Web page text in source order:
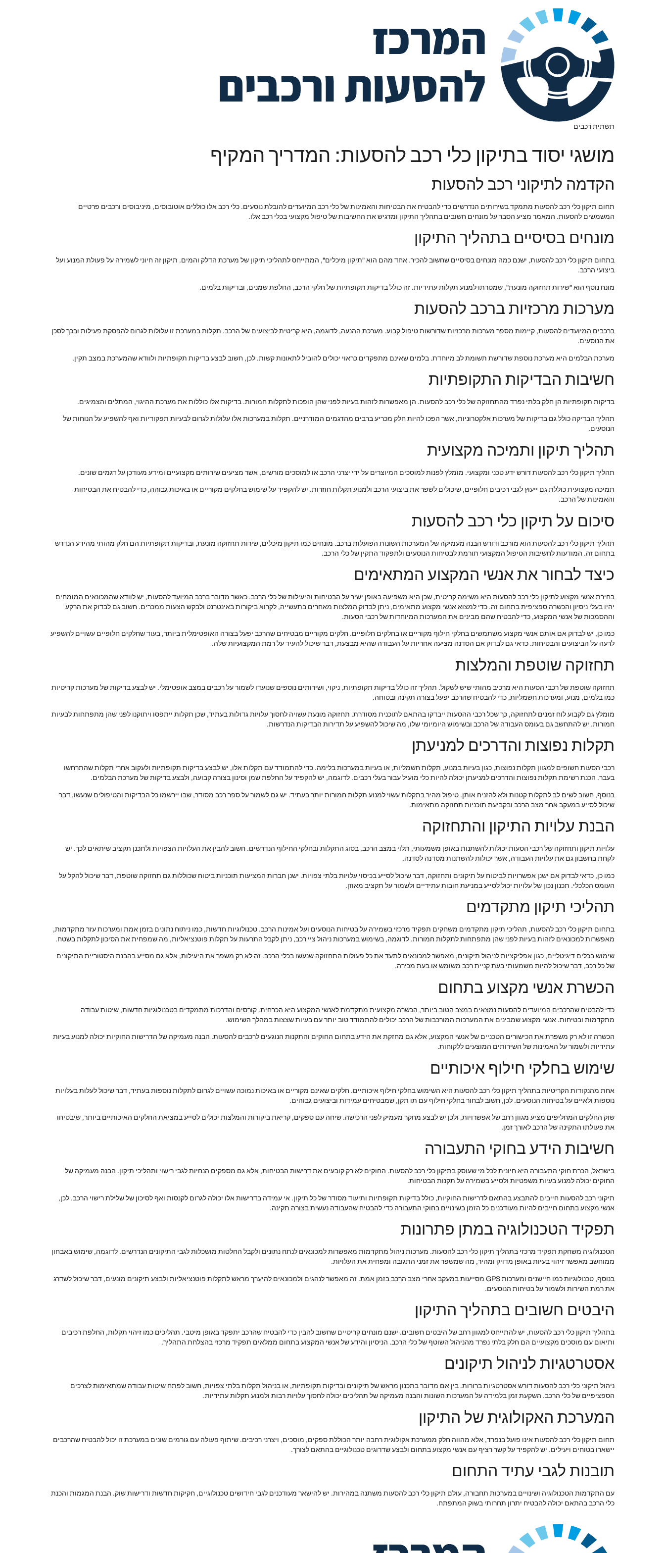
תשתית רכבים
מושגי יסוד בתיקון כלי רכב להסעות: המדריך המקיף
הקדמה לתיקוני רכב להסעות
תחום תיקון כלי רכב להסעות מתמקד בשירותים הנדרשים כדי להבטיח את הבטיחות והאמינות של כלי רכב המיועדים להובלת נוסעים. כלי רכב אלו כוללים אוטובוסים, מיניבוסים ורכבים פרטיים
המשמשים להסעות. המאמר מציע הסבר על מונחים חשובים בתהליך התיקון ומדגיש את החשיבות של טיפול מקצועי בכלי רכב אלו.
מונחים בסיסיים בתהליך התיקון
בתחום תיקון כלי רכב להסעות, ישנם כמה מונחים בסיסיים שחשוב להכיר. אחד מהם הוא "תיקון מיכלים", המתייחס לתהליכי תיקון של מערכת הדלק והמים. תיקון זה חיוני לשמירה על פעולת המנוע ועל
ביצועי הרכב.
מונח נוסף הוא "שירות תחזוקה מונעת", שמטרתו למנוע תקלות עתידיות. זה כולל בדיקות תקופתיות של חלקי הרכב, החלפת שמנים, ובדיקות בלמים.
מערכות מרכזיות ברכב להסעות
ברכבים המיועדים להסעות, קיימות מספר מערכות מרכזיות שדורשות טיפול קבוע. מערכת ההנעה, לדוגמה, היא קריטית לביצועים של הרכב. תקלות במערכת זו עלולות לגרום להפסקת פעילות ובכך לסכן
את הנוסעים.
מערכת הבלמים היא מערכת נוספת שדורשת תשומת לב מיוחדת. בלמים שאינם מתפקדים כראוי יכולים להוביל לתאונות קשות. לכן, חשוב לבצע בדיקות תקופתיות ולוודא שהמערכת במצב תקין.
חשיבות הבדיקות התקופתיות
בדיקות תקופתיות הן חלק בלתי נפרד מהתחזוקה של כלי רכב להסעות. הן מאפשרות לזהות בעיות לפני שהן הופכות לתקלות חמורות. בדיקות אלו כוללות את מערכת ההיגוי, המתלים והצמיגים.
תהליך הבדיקה כולל גם בדיקות של מערכות אלקטרוניות, אשר הפכו להיות חלק מכריע ברבים מהדגמים המודרניים. תקלות במערכות אלו עלולות לגרום לבעיות תפקודיות ואף להשפיע על הנוחות של
הנוסעים.
תהליך תיקון ותמיכה מקצועית
תהליך תיקון כלי רכב להסעות דורש ידע טכני ומקצועי. מומלץ לפנות למוסכים המיוצרים על ידי יצרני הרכב או למוסכים מורשים, אשר מציעים שירותים מקצועיים ומידע מעודכן על דגמים שונים.
תמיכה מקצועית כוללת גם ייעוץ לגבי רכיבים חלופיים, שיכולים לשפר את ביצועי הרכב ולמנוע תקלות חוזרות. יש להקפיד על שימוש בחלקים מקוריים או באיכות גבוהה, כדי להבטיח את הבטיחות
והאמינות של הרכב.
סיכום על תיקון כלי רכב להסעות
תהליך תיקון כלי רכב להסעות הוא מורכב ודורש הבנה מעמיקה של המערכות השונות הפועלות ברכב. מונחים כמו תיקון מיכלים, שירות תחזוקה מונעת, ובדיקות תקופתיות הם חלק מהותי מהידע הנדרש
בתחום זה. המודעות לחשיבות הטיפול המקצועי תורמת לבטיחות הנוסעים ולתפקוד התקין של כלי הרכב.
כיצד לבחור את אנשי המקצוע המתאימים
בחירת אנשי מקצוע לתיקון כלי רכב להסעות היא משימה קריטית, שכן היא משפיעה באופן ישיר על הבטיחות והיעילות של כלי הרכב. כאשר מדובר ברכב המיועד להסעות, יש לוודא שהמכונאים המומחים
יהיו בעלי ניסיון והכשרה ספציפית בתחום זה. כדי למצוא אנשי מקצוע מתאימים, ניתן לבדוק המלצות מאחרים בתעשייה, לקרוא ביקורות באינטרנט ולבקש הצעות ממכרים. חשוב גם לבדוק את הרקע
וההסמכות של אנשי המקצוע, כדי להבטיח שהם מבינים את המערכות המיוחדות של רכבי הסעות.
כמו כן, יש לבדוק אם אותם אנשי מקצוע משתמשים בחלקי חילוף מקוריים או בחלקים חלופיים. חלקים מקוריים מבטיחים שהרכב יפעל בצורה האופטימלית ביותר, בעוד שחלקים חלופיים עשויים להשפיע
לרעה על הביצועים והבטיחות. כדאי גם לבדוק אם הסדנה מציעה אחריות על העבודה שהיא מבצעת, דבר שיכול להעיד על רמת המקצועיות שלה.
תחזוקה שוטפת והמלצות
תחזוקה שוטפת של רכבי הסעות היא מרכיב מהותי שיש לשקול. תהליך זה כולל בדיקות תקופתיות, ניקוי, ושירותים נוספים שנועדו לשמור על רכבים במצב אופטימלי. יש לבצע בדיקות של מערכות קריטיות
כמו בלמים, מנוע, ומערכות חשמליות, כדי להבטיח שהרכב יפעל בצורה תקינה ובטוחה.
מומלץ גם לקבוע לוח זמנים לתחזוקה, כך שכל רכבי ההסעות ייבדקו בהתאם לתוכנית מסודרת. תחזוקה מונעת עשויה לחסוך עלויות גדולות בעתיד, שכן תקלות ייתפסו ויתוקנו לפני שהן מתפתחות לבעיות
חמורות. יש להתחשב גם בעומס העבודה של הרכב ובשימוש היומיומי שלו, מה שיכול להשפיע על תדירות הבדיקות הנדרשות.
תקלות נפוצות והדרכים למניעתן
רכבי הסעות חשופים למגוון תקלות נפוצות, כגון בעיות במנוע, תקלות חשמליות, או בעיות במערכות בלימה. כדי להתמודד עם תקלות אלו, יש לבצע בדיקות תקופתיות ולעקוב אחרי תקלות שהתרחשו
בעבר. הכנת רשימת תקלות נפוצות והדרכים למניעתן יכולה להיות כלי מועיל עבור בעלי רכבים. לדוגמה, יש להקפיד על החלפת שמן וסינון בצורה קבועה, ולבצע בדיקות של מערכת הבלמים.
בנוסף, חשוב לשים לב לתקלות קטנות ולא להזניח אותן. טיפול מהיר בתקלות עשוי למנוע תקלות חמורות יותר בעתיד. יש גם לשמור על ספר רכב מסודר, שבו יירשמו כל הבדיקות והטיפולים שנעשו, דבר
שיכול לסייע במעקב אחר מצב הרכב ובקביעת תוכניות תחזוקה מתאימות.
הבנת עלויות התיקון והתחזוקה
עלויות תיקון ותחזוקה של רכבי הסעות יכולות להשתנות באופן משמעותי, תלוי במצב הרכב, בסוג התקלות ובחלקי החילוף הנדרשים. חשוב להבין את העלויות הצפויות ולתכנן תקציב שיתאים לכך. יש
לקחת בחשבון גם את עלויות העבודה, אשר יכולות להשתנות מסדנה לסדנה.
כמו כן, כדאי לבדוק אם ישנן אפשרויות לביטוח על תיקונים ותחזוקה, דבר שיכול לסייע בכיסוי עלויות בלתי צפויות. ישנן חברות המציעות תוכניות ביטוח שכוללות גם תחזוקה שוטפת, דבר שיכול להקל על
העומס הכלכלי. תכנון נכון של עלויות יכול לסייע במניעת חובות עתידיים ולשמור על תקציב מאוזן.
תהליכי תיקון מתקדמים
בתחום תיקון כלי רכב להסעות, תהליכי תיקון מתקדמים משחקים תפקיד מרכזי בשמירה על בטיחות הנוסעים ועל אמינות הרכב. טכנולוגיות חדשות, כמו ניתוח נתונים בזמן אמת ומערכות עזר מתקדמות,
מאפשרות למכונאים לזהות בעיות לפני שהן מתפתחות לתקלות חמורות. לדוגמה, בשימוש במערכות ניהול ציי רכב, ניתן לקבל התרעות על תקלות פוטנציאליות, מה שמפחית את הסיכון לתקלות בשטח.
שימוש בכלים דיגיטליים, כגון אפליקציות לניהול תיקונים, מאפשר למכונאים לתעד את כל פעולות התחזוקה שנעשו בכלי הרכב. זה לא רק משפר את היעילות, אלא גם מסייע בהבנת היסטוריית התיקונים
של כל רכב, דבר שיכול להיות משמעותי בעת קניית רכב משומש או בעת מכירה.
הכשרת אנשי מקצוע בתחום
כדי להבטיח שהרכבים המיועדים להסעות נמצאים במצב הטוב ביותר, הכשרה מקצועית מתקדמת לאנשי המקצוע היא הכרחית. קורסים והדרכות מתמקדים בטכנולוגיות חדשות, שיטות עבודה
מתקדמות ובטיחות. אנשי מקצוע שמבינים את המערכות המורכבות של הרכב יכולים להתמודד טוב יותר עם בעיות שצצות במהלך השימוש.
הכשרה זו לא רק משפרת את הכישורים הטכניים של אנשי המקצוע, אלא גם מחזקת את הידע בתחום החוקים והתקנות הנוגעים לרכבים להסעות. הבנה מעמיקה של הדרישות החוקיות יכולה למנוע בעיות
עתידיות ולשמור על האמינות של השירותים המוצעים ללקוחות.
שימוש בחלקי חילוף איכותיים
אחת מהנקודות הקריטיות בתהליך תיקון כלי רכב להסעות היא השימוש בחלקי חילוף איכותיים. חלקים שאינם מקוריים או באיכות נמוכה עשויים לגרום לתקלות נוספות בעתיד, דבר שיכול לעלות בעלויות
נוספות ולאיים על בטיחות הנוסעים. לכן, חשוב לבחור בחלקי חילוף עם תו תקן, שמבטיחים עמידות וביצועים גבוהים.
שוק החלקים המחליפים מציע מגוון רחב של אפשרויות, ולכן יש לבצע מחקר מעמיק לפני הרכישה. שיחה עם ספקים, קריאת ביקורות והמלצות יכולים לסייע במציאת החלקים האיכותיים ביותר, שיבטיחו
את פעולתו התקינה של הרכב לאורך זמן.
חשיבות הידע בחוקי התעבורה
בישראל, הכרת חוקי התעבורה היא חיונית לכל מי שעוסק בתיקון כלי רכב להסעות. החוקים לא רק קובעים את דרישות הבטיחות, אלא גם מספקים הנחיות לגבי רישוי ותהליכי תיקון. הבנה מעמיקה של
החוקים יכולה למנוע בעיות משפטיות ולסייע בשמירה על תקנות הבטיחות.
תיקוני רכב להסעות חייבים להתבצע בהתאם לדרישות החוקיות, כולל בדיקות תקופתיות ותיעוד מסודר של כל תיקון. אי עמידה בדרישות אלו יכולה לגרום לקנסות ואף לסיכון של שלילת רישוי הרכב. לכן,
אנשי מקצוע בתחום חייבים להיות מעודכנים כל הזמן בשינויים בחוקי התעבורה כדי להבטיח שהעבודה נעשית בצורה תקינה.
תפקיד הטכנולוגיה במתן פתרונות
הטכנולוגיה משחקת תפקיד מרכזי בתהליך תיקון כלי רכב להסעות. מערכות ניהול מתקדמות מאפשרות למכונאים לנתח נתונים ולקבל החלטות מושכלות לגבי התיקונים הנדרשים. לדוגמה, שימוש באבחון
ממוחשב מאפשר זיהוי בעיות באופן מדויק ומהיר, מה שמשפר את זמני התגובה ומפחית את העלויות.
בנוסף, טכנולוגיות כמו חיישנים ומערכות GPS מסייעות במעקב אחרי מצב הרכב בזמן אמת. זה מאפשר לנהגים ולמכונאים להיערך מראש לתקלות פוטנציאליות ולבצע תיקונים מונעים, דבר שיכול לשדרג
את רמת השירות ולשמור על בטיחות הנוסעים.
היבטים חשובים בתהליך התיקון
בתהליך תיקון כלי רכב להסעות, יש להתייחס למגוון רחב של היבטים חשובים. ישנם מונחים קריטיים שחשוב להבין כדי להבטיח שהרכב יתפקד באופן מיטבי. תהליכים כמו זיהוי תקלות, החלפת רכיבים
ותיאום עם מוסכים מקצועיים הם חלק בלתי נפרד מהניהול השוטף של כלי הרכב. הניסיון והידע של אנשי המקצוע בתחום ממלאים תפקיד מרכזי בהצלחת התהליך.
אסטרטגיות לניהול תיקונים
ניהול תיקוני כלי רכב להסעות דורש אסטרטגיות ברורות. בין אם מדובר בתכנון מראש של תיקונים ובדיקות תקופתיות, או בניהול תקלות בלתי צפויות, חשוב לפתח שיטות עבודה שמתאימות לצרכים
הספציפיים של כלי הרכב. השקעת זמן בלמידה על המערכות השונות והבנה מעמיקה של תהליכים יכולה לחסוך עלויות רבות ולמנוע תקלות עתידיות.
המערכת האקולוגית של התיקון
תחום תיקון כלי רכב להסעות אינו פועל בנפרד, אלא מהווה חלק ממערכת אקולוגית רחבה יותר הכוללת ספקים, מוסכים, ויצרני רכיבים. שיתוף פעולה עם גורמים שונים במערכת זו יכול להבטיח שהרכבים
יישארו בטוחים ויעילים. יש להקפיד על קשר רציף עם אנשי מקצוע בתחום ולבצע שדרוגים טכנולוגיים בהתאם לצורך.
תובנות לגבי עתיד התחום
עם התקדמות הטכנולוגיה ושינויים במערכות תחבורה, עולם תיקון כלי רכב להסעות משתנה במהירות. יש להישאר מעודכנים לגבי חידושים טכנולוגיים, חקיקות חדשות ודרישות שוק. הבנת המגמות והכנת
כלי הרכב בהתאם יכולה להבטיח יתרון תחרותי בשוק המתפתח.